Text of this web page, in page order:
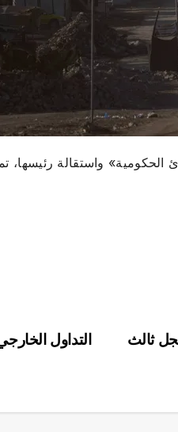
واستقالة رئيسها،
التداول الخارجي
ثالث